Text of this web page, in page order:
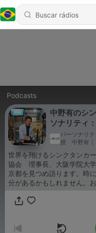
Podcasts
中野有のシ
ソナリティ
長教授 中
パーソナリ
授 中野有
世界を翔けるシンクタンカ
協会 理事長、大阪学院大学
京都を見つめ語ります。時
分があるかもしれません。